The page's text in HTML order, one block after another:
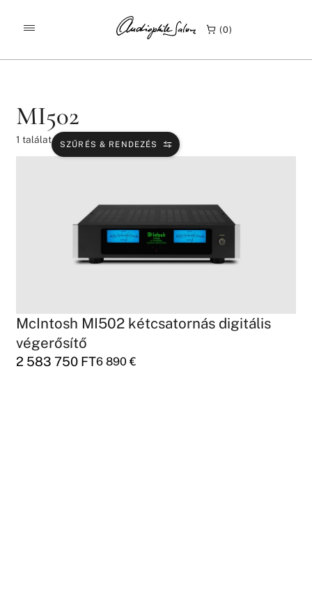
0
KEZDŐLAP TERMÉKEK / MI502
MI502
1 találat SZŰRÉS & RENDEZÉS
McIntosh MI502 kétcsatornás digitális
végerősítő
2 583 750 FT6 890€